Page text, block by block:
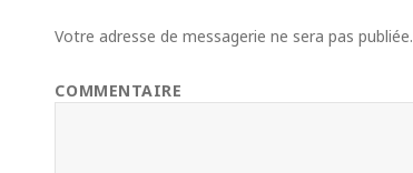
Votre adresse de messagerie ne sera pas publiée.
COMMENTAIRE